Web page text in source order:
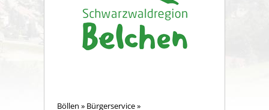
Böllen » Bürgerservice»